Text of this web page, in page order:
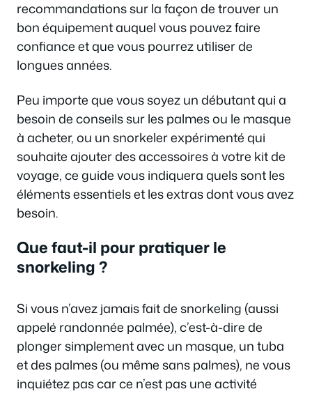
recommandations sur la façon de trouver un
bon équipement auquel vous pouvez faire
confiance et que vous pourrez utiliser de
longues années.
Peu importe que vous soyez un débutant qui a
besoin de conseils sur les palmes ou le masque
à acheter, ou un snorkeler expérimenté qui
souhaite ajouter des accessoires à votre kit de
voyage, ce guide vous indiquera quels sont les
éléments essentiels et les extras dont vous avez
besoin.
Que faut-il pour pratiquer le
snorkeling ?
Si vous n’avez jamais fait de snorkeling (aussi
appelé randonnée palmée), c’est-à-dire de
plonger simplement avec un masque, un tuba
et des palmes (ou même sans palmes), ne vous
inquiétez pas car ce n’est pas une activité